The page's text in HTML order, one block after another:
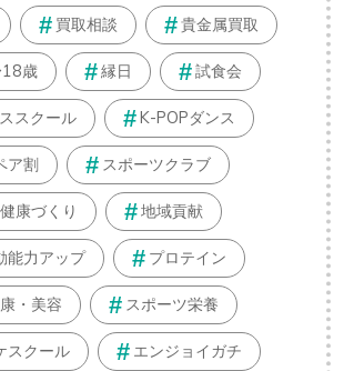
買取相談 貴金属買取
歳 縁日 試食会
スクール K-POPダンス
ア割 スポーツクラブ
健康づくり 地域貢献
能力アップ プロテイン
・美容 スポーツ栄養
スクール エンジョイガチ